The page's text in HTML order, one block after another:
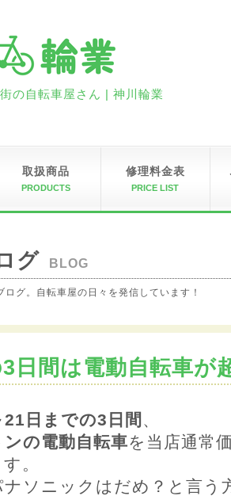
の自転車屋さん | 神川輪業
取扱商品
PRODUCTS
修理料金表
PRICE LIST
グ BLOG
グ。自転車屋の日々を発信しています！
日間は電動自転車が
21日までの3日間 、
の電動自転車を当店通常
。
ソニックはだめ？と言う